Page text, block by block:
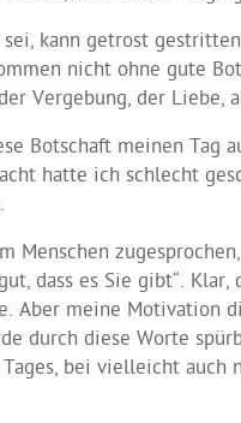
kann getrost
nicht ohne gute
Vergebung, der
Botschaft meinen Tag
hatte ich schlecht
Menschen
dass es Sie gibt“. Klar,
Aber meine Motivation
durch diese Worte
bei vielleicht auch